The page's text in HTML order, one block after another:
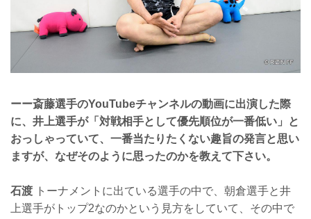
ーー斎藤選手のYouTubeチャンネルの動画に出演した際
に、井上選手が「対戦相手として優先順位が一番低い」と
おっしゃっていて、一番当たりたくない趣旨の発言と思い
ますが、なぜそのように思ったのかを教えて下さい。
石渡 トーナメントに出ている選手の中で、朝倉選手と井
上選手がトップ2なのかという見方をしていて、その中で